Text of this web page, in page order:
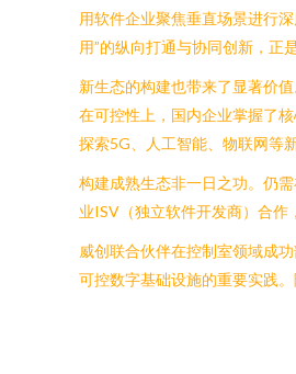
用软件企业聚焦垂直场景进行
用”的纵向打通与协同创新，正
新生态的构建也带来了显著价
在可控性上，国内企业掌握了
探索5G、人工智能、物联网等
构建成熟生态非一日之功。仍
业ISV（独立软件开发商）合作
威创联合伙伴在控制室领域成
可控数字基础设施的重要实践